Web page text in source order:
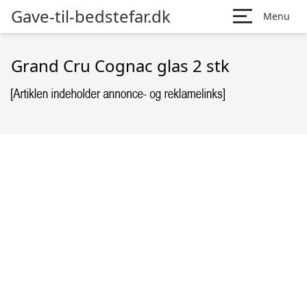
Gave-til-bedstefar.dk Menu
Grand Cru Cognac glas 2 stk